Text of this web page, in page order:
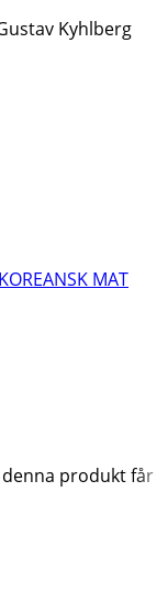
Kyhlberg
KOREANSK MAT
produkt får